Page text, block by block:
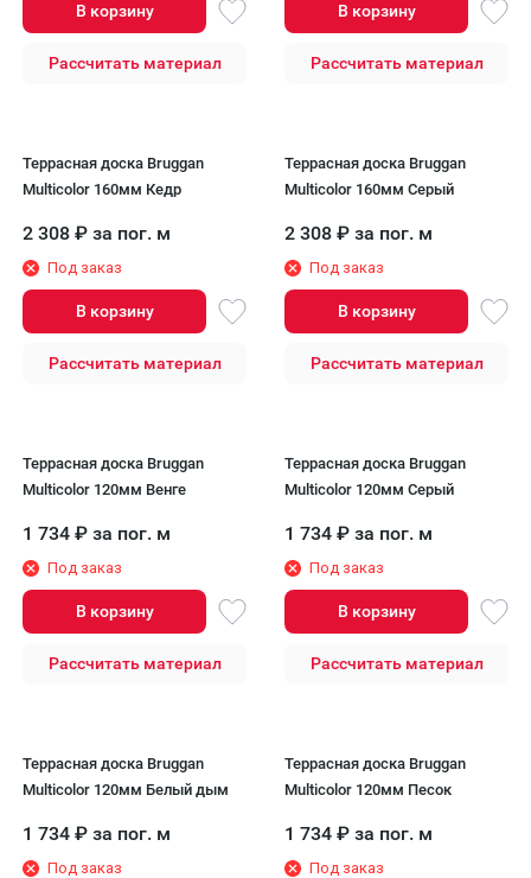
В корзину
Рассчитать материал
В корзину
Рассчитать материал
Террасная доска Bruggan
Multicolor 160мм Кедр
2 308 ₽ за пог. м
Под заказ
В корзину
Рассчитать материал
Террасная доска Bruggan
Multicolor 160мм Серый
2 308 ₽ за пог. м
Под заказ
В корзину
Рассчитать материал
Террасная доска Bruggan
Multicolor 120мм Венге
1 734 ₽ за пог. м
Под заказ
В корзину
Рассчитать материал
Террасная доска Bruggan
Multicolor 120мм Серый
1 734 ₽ за пог. м
Под заказ
В корзину
Рассчитать материал
Террасная доска Bruggan
Multicolor 120мм Белый дым
1 734 ₽ за пог. м
Под заказ
Террасная доска Bruggan
Multicolor 120мм Песок
1 734 ₽ за пог. м
Под заказ